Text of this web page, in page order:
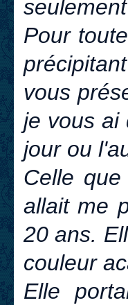
Pour
vous
je vous ai
jour ou
Celle
allait me
20 ans.
couleur
Elle